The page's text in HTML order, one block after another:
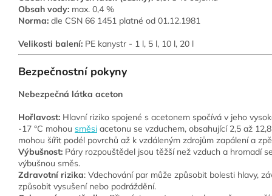
Obsah vody: max. 0,4 %
Norma: dle CSN 66 1451 platné od 01.12.1981
Velikosti balení: PE kanystr - 1 l, 5 l, 10 l, 20 l
Bezpečnostní pokyny
Nebezpečná látka aceton
Hořlavost: Hlavní riziko spojené s acetonem spočívá v jeho
-17 °C mohou směsi acetonu se vzduchem, obsahující 2,5 až
mohou šířit podél povrchů až k vzdáleným zdrojům zapálení a
Výbušnost: Páry rozpouštědel jsou těžší než vzduch a hromadí
výbušnou směs.
Zdravotní rizika: Vdechování par může způsobit bolesti hlavy,
způsobit vysušení nebo podráždění.